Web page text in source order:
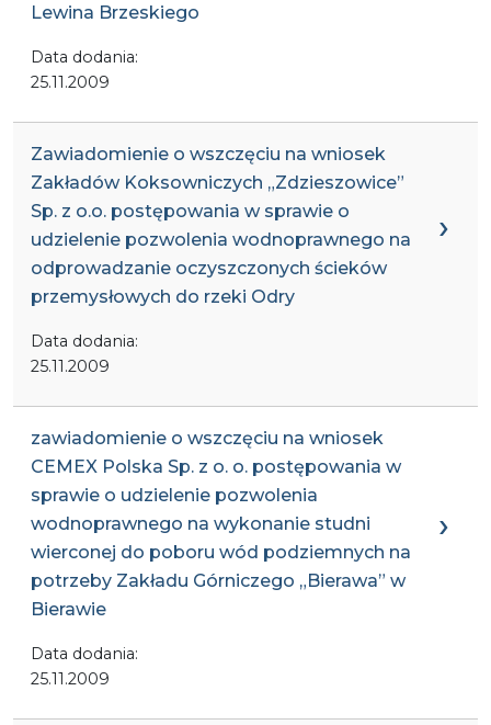
Lewina Brzeskiego
Data dodania:
25.11.2009
Zawiadomienie o wszczęciu na wniosek
Zakładów Koksowniczych „Zdzieszowice”
Sp. z o.o. postępowania w sprawie o
udzielenie pozwolenia wodnoprawnego na
odprowadzanie oczyszczonych ścieków
przemysłowych do rzeki Odry
Data dodania:
25.11.2009
zawiadomienie o wszczęciu na wniosek
CEMEX Polska Sp. z o. o. postępowania w
sprawie o udzielenie pozwolenia
wodnoprawnego na wykonanie studni
wierconej do poboru wód podziemnych na
potrzeby Zakładu Górniczego „Bierawa” w
Bierawie
Data dodania:
25.11.2009